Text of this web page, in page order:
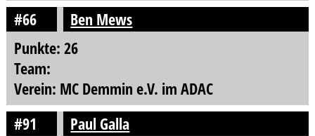
#66
Ben Mews
Punkte: 26
Team:
Verein: MC Demmin e.V. im ADAC
#91
Paul Galla